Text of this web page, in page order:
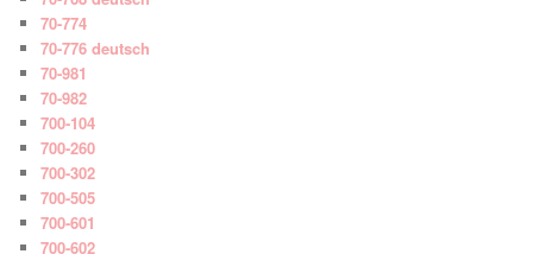
70-774
70-776 deutsch
70-981
70-982
700-104
700-260
700-302
700-505
700-601
700-602